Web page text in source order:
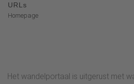
URLs
Homepage
Het wandelportaal is uitgerust met